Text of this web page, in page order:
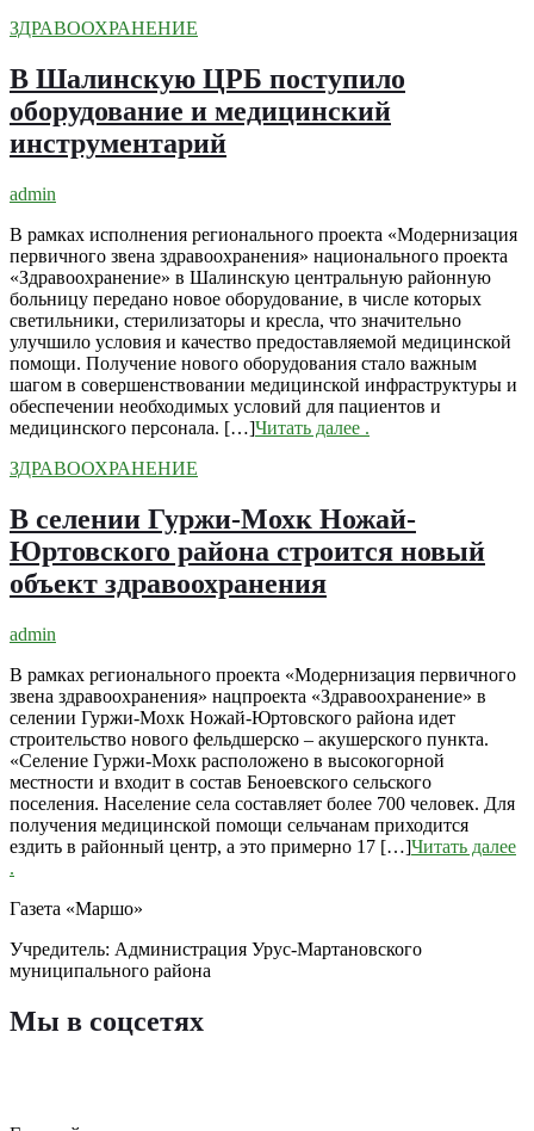
ЗДРАВООХРАНЕНИЕ
В Шалинскую ЦРБ поступило
оборудование и медицинский
инструментарий
admin
В рамках исполнения регионального проекта «Модернизация
первичного звена здравоохранения» национального проекта
«Здравоохранение» в Шалинскую центральную районную
больницу передано новое оборудование, в числе которых
светильники, стерилизаторы и кресла, что значительно
улучшило условия и качество предоставляемой медицинской
помощи. Получение нового оборудования стало важным
шагом в совершенствовании медицинской инфраструктуры и
обеспечении необходимых условий для пациентов и
медицинского персонала. […]Читать далее .
ЗДРАВООХРАНЕНИЕ
В селении Гуржи-Мохк Ножай-
Юртовского района строится новый
объект здравоохранения
admin
В рамках регионального проекта «Модернизация первичного
звена здравоохранения» нацпроекта «Здравоохранение» в
селении Гуржи-Мохк Ножай-Юртовского района идет
строительство нового фельдшерско – акушерского пункта.
«Селение Гуржи-Мохк расположено в высокогорной
местности и входит в состав Беноевского сельского
поселения. Население села составляет более 700 человек. Для
получения медицинской помощи сельчанам приходится
ездить в районный центр, а это примерно 17 […]Читать далее
.
Газета «Маршо»
Учредитель: Администрация Урус-Мартановского
муниципального района
Мы в соцсетях